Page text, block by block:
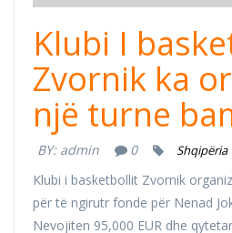
Klubi I
Zvornik ka
një turne
BY: admin 0 Shqipëria
Klubi i basketbollit Zvornik
për të ngirutr fonde për Nenad
Nevojiten 95,000 EUR dhe